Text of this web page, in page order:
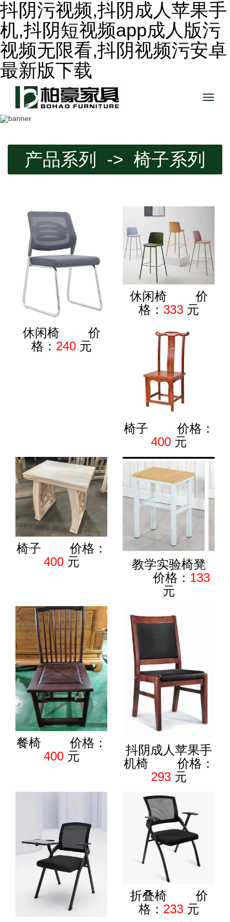
抖阴污视频,抖阴成人苹果手
机,抖阴短视频app成人版污
视频无限看,抖阴视频污安卓
最新版下载
Toggle
产品系列 -> 椅子系列
休闲椅 价
格： 240元
休闲椅 价
格： 333元
椅子 价格：
400元
椅子 价格：
400元
教学实验椅凳
价格： 133
元
餐椅 价格：
400元
抖阴成人苹果手
机椅 价格：
293元
折叠椅 价
格： 233元